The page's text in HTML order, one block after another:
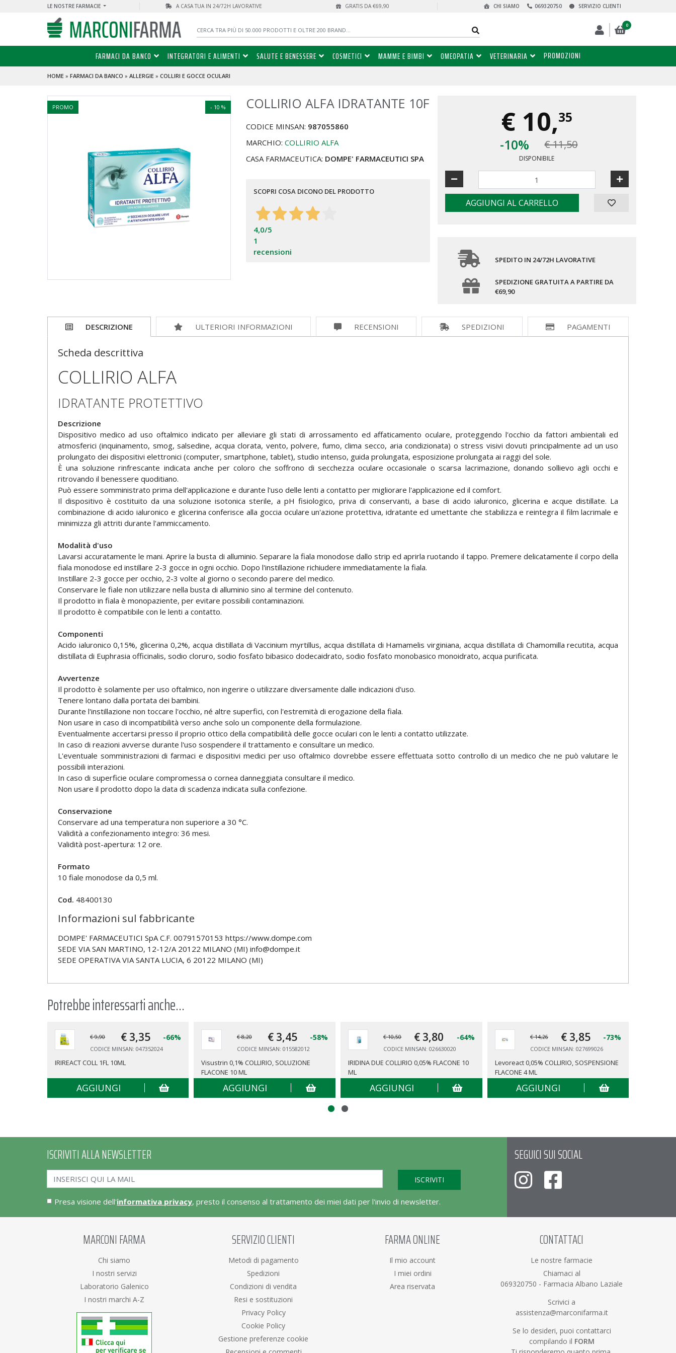
LE NOSTRE FARMACIE A CASA TUA IN 24/72H LAVORATIVE GRATIS DA €69,90 SERVIZIO CLIENTI
069320750
CHI SIAMO
0
FARMACI DA BANCO INTEGRATORI E ALIMENTI SALUTE E BENESSERE COSMETICI MAMME E BIMBI OMEOPATIA VETERINARIA PROMOZIONI
HOME» FARMACI DA BANCO » ALLERGIE» COLLIRI E GOCCE OCULARI
- 10 %
PROMO COLLIRIO ALFA IDRATANTE 10F
CODICE MINSAN: 987055860
MARCHIO:COLLIRIO ALFA
CASA FARMACEUTICA: DOMPE' FARMACEUTICI SPA
SCOPRI COSA DICONO DEL PRODOTTO
4,0/5
1
recensioni
€ 10,35
-10%
€ 11,50
DISPONIBILE
AGGIUNGI AL CARRELLO
SPEDITO IN 24/72H LAVORATIVE
SPEDIZIONE GRATUITA A PARTIRE DA
€69,90
DESCRIZIONE ULTERIORI INFORMAZIONI RECENSIONI SPEDIZIONI PAGAMENTI
Scheda descrittiva
COLLIRIO ALFA
IDRATANTE PROTETTIVO
Descrizione
Dispositivo medico ad uso oftalmico indicato per alleviare gli stati di arrossamento ed affaticamento oculare, proteggendo l'occhio da fattori ambientali ed
atmosferici (inquinamento, smog, salsedine, acqua clorata, vento, polvere, fumo, clima secco, aria condizionata) o stress visivi dovuti principalmente ad un uso
prolungato dei dispositivi elettronici (computer, smartphone, tablet), studio intenso, guida prolungata, esposizione prolungata ai raggi del sole.
È una soluzione rinfrescante indicata anche per coloro che soffrono di secchezza oculare occasionale o scarsa lacrimazione, donando sollievo agli occhi e
ritrovando il benessere quoditiano.
Può essere somministrato prima dell'applicazione e durante l'uso delle lenti a contatto per migliorare l'applicazione ed il comfort.
Il dispositivo è costituito da una soluzione isotonica sterile, a pH fisiologico, priva di conservanti, a base di acido ialuronico, glicerina e acque distillate. La
combinazione di acido ialuronico e glicerina conferisce alla goccia oculare un'azione protettiva, idratante ed umettante che stabilizza e reintegra il film lacrimale e
minimizza gli attriti durante l'ammiccamento.
Modalità d'uso
Lavarsi accuratamente le mani. Aprire la busta di alluminio. Separare la fiala monodose dallo strip ed aprirla ruotando il tappo. Premere delicatamente il corpo della
fiala monodose ed instillare 2-3 gocce in ogni occhio. Dopo l'instillazione richiudere immediatamente la fiala.
Instillare 2-3 gocce per occhio, 2-3 volte al giorno o secondo parere del medico.
Conservare le fiale non utilizzare nella busta di alluminio sino al termine del contenuto.
Il prodotto in fiala è monopaziente, per evitare possibili contaminazioni.
Il prodotto è compatibile con le lenti a contatto.
Componenti
Acido ialuronico 0,15%, glicerina 0,2%, acqua distillata di Vaccinium myrtillus, acqua distillata di Hamamelis virginiana, acqua distillata di Chamomilla recutita, acqua
distillata di Euphrasia officinalis, sodio cloruro, sodio fosfato bibasico dodecaidrato, sodio fosfato monobasico monoidrato, acqua purificata.
Avvertenze
Il prodotto è solamente per uso oftalmico, non ingerire o utilizzare diversamente dalle indicazioni d'uso.
Tenere lontano dalla portata dei bambini.
Durante l'instillazione non toccare l'occhio, né altre superfici, con l'estremità di erogazione della fiala.
Non usare in caso di incompatibilità verso anche solo un componente della formulazione.
Eventualmente accertarsi presso il proprio ottico della compatibilità delle gocce oculari con le lenti a contatto utilizzate.
In caso di reazioni avverse durante l'uso sospendere il trattamento e consultare un medico.
L'eventuale somministrazioni di farmaci e dispositivi medici per uso oftalmico dovrebbe essere effettuata sotto controllo di un medico che ne può valutare le
possibili interazioni.
In caso di superficie oculare compromessa o cornea danneggiata consultare il medico.
Non usare il prodotto dopo la data di scadenza indicata sulla confezione.
Conservazione
Conservare ad una temperatura non superiore a 30 °C.
Validità a confezionamento integro: 36 mesi.
Validità post-apertura: 12 ore.
Formato
10 fiale monodose da 0,5 ml.
Cod. 48400130
Informazioni sul fabbricante
DOMPE' FARMACEUTICI SpA C.F. 00791570153 https://www.dompe.com
SEDE VIA SAN MARTINO, 12-12/A 20122 MILANO (MI) info@dompe.it
SEDE OPERATIVA VIA SANTA LUCIA, 6 20122 MILANO (MI)
Potrebbe interessarti anche...
€ 9,90 € 3,35 -66%
CODICE MINSAN: 047352024
IRIREACT COLL 1FL 10ML
AGGIUNGI
€ 8,20 € 3,45 -58%
CODICE MINSAN: 015582012
Visustrin 0,1% COLLIRIO, SOLUZIONE
FLACONE 10 ML
AGGIUNGI
€ 10,50 € 3,80 -64%
CODICE MINSAN: 026630020
IRIDINA DUE COLLIRIO 0,05% FLACONE 10
ML
AGGIUNGI
€ 14,26 € 3,85 -73%
CODICE MINSAN: 027699026
Levoreact 0,05% COLLIRIO, SOSPENSIONE
FLACONE 4 ML
AGGIUNGI
ISCRIVITI ALLA NEWSLETTER
Presa visione dell'informativa privacy, presto il consenso al trattamento dei miei dati per l'invio di newsletter.
SEGUICI SUI SOCIAL
MARCONI FARMA
Chi siamo
I nostri servizi
Laboratorio Galenico
I nostri marchi A-Z
SERVIZIO CLIENTI
Metodi di pagamento
Spedizioni
Condizioni di vendita
Resi e sostituzioni
Privacy Policy
Cookie Policy
Gestione preferenze cookie
FARMA ONLINE
Il mio account
I miei ordini
Area riservata
CONTATTACI
Le nostre farmacie
Chiamaci al
069320750 - Farmacia Albano Laziale
Scrivici a
assistenza@marconifarma.it
Se lo desideri, puoi contattarci
compilando il FORM